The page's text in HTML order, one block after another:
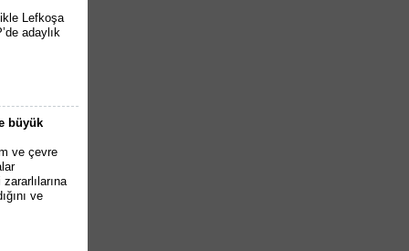
Lefkoşa
adaylık
büyük
ve çevre
ve